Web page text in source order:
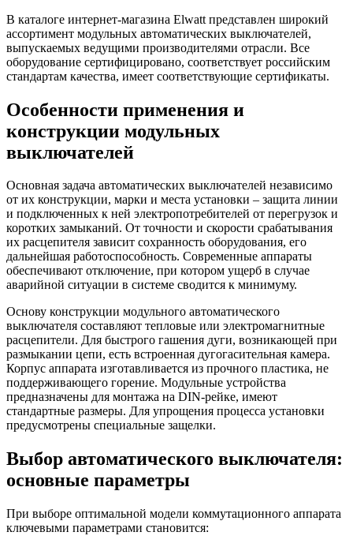
В каталоге интернет-магазина Elwatt представлен широкий
ассортимент модульных автоматических выключателей,
выпускаемых ведущими производителями отрасли. Все
оборудование сертифицировано, соответствует российским
стандартам качества, имеет соответствующие сертификаты.
Особенности применения и
конструкции модульных
выключателей
Основная задача автоматических выключателей независимо
от их конструкции, марки и места установки – защита линии
и подключенных к ней электропотребителей от перегрузок и
коротких замыканий. От точности и скорости срабатывания
их расцепителя зависит сохранность оборудования, его
дальнейшая работоспособность. Современные аппараты
обеспечивают отключение, при котором ущерб в случае
аварийной ситуации в системе сводится к минимуму.
Основу конструкции модульного автоматического
выключателя составляют тепловые или электромагнитные
расцепители. Для быстрого гашения дуги, возникающей при
размыкании цепи, есть встроенная дугогасительная камера.
Корпус аппарата изготавливается из прочного пластика, не
поддерживающего горение. Модульные устройства
предназначены для монтажа на DIN-рейке, имеют
стандартные размеры. Для упрощения процесса установки
предусмотрены специальные защелки.
Выбор автоматического выключателя:
основные параметры
При выборе оптимальной модели коммутационного аппарата
ключевыми параметрами становится: